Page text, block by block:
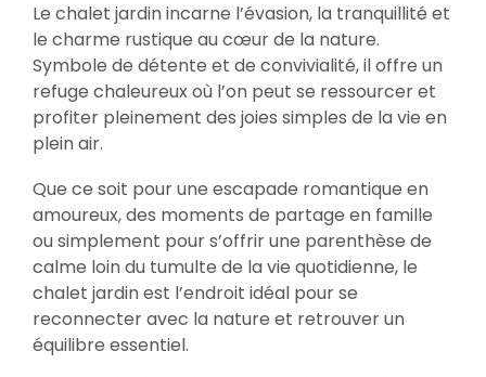
Le chalet jardin incarne l’évasion, la tranquillité et
le charme rustique au cœur de la nature.
Symbole de détente et de convivialité, il offre un
refuge chaleureux où l’on peut se ressourcer et
profiter pleinement des joies simples de la vie en
plein air.
Que ce soit pour une escapade romantique en
amoureux, des moments de partage en famille
ou simplement pour s’offrir une parenthèse de
calme loin du tumulte de la vie quotidienne, le
chalet jardin est l’endroit idéal pour se
reconnecter avec la nature et retrouver un
équilibre essentiel.